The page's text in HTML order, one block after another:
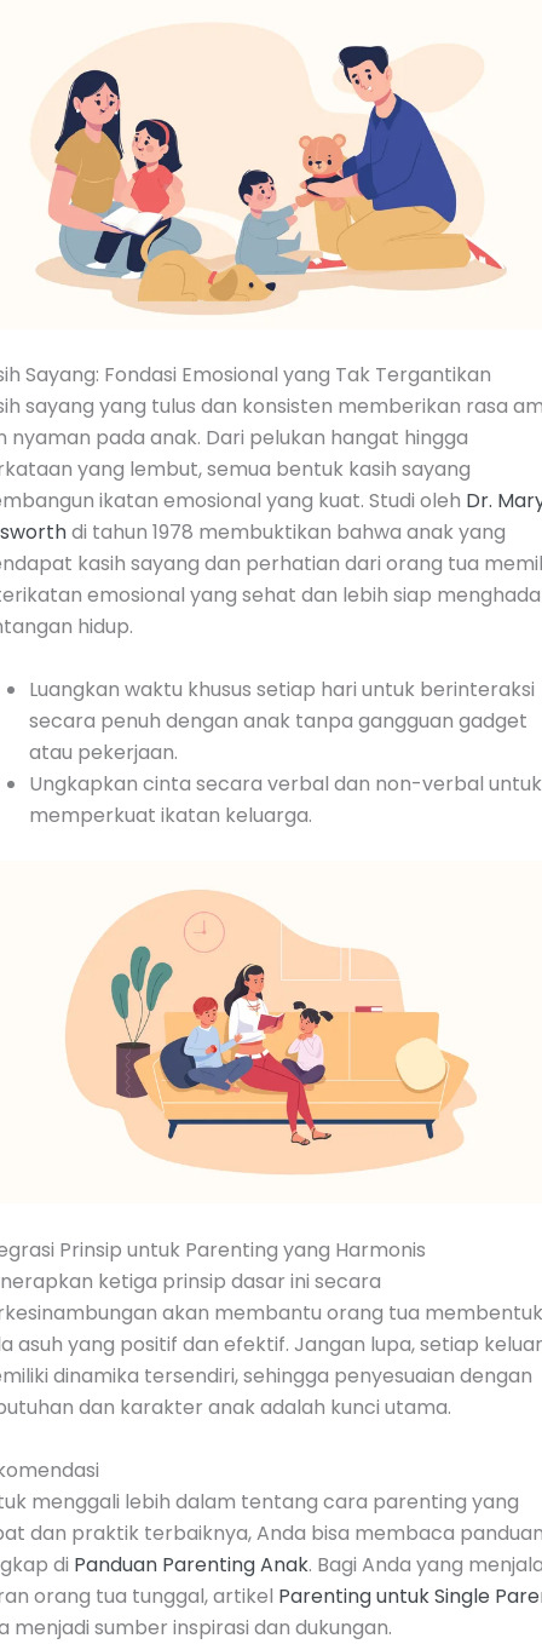
Sayang: Fondasi Emosional yang Tak Tergantikan
sayang yang tulus dan konsisten memberikan rasa
nyaman pada anak. Dari pelukan hangat hingga
yang lembut, semua bentuk kasih sayang
ikatan emosional yang kuat. Studi oleh Dr.
di tahun 1978 membuktikan bahwa anak yang
kasih sayang dan perhatian dari orang tua
emosional yang sehat dan lebih siap
hidup.
Luangkan waktu khusus setiap hari untuk berinteraksi
secara penuh dengan anak tanpa gangguan gadget
atau pekerjaan.
Ungkapkan cinta secara verbal dan non-verbal untuk
memperkuat ikatan keluarga.
Prinsip untuk Parenting yang Harmonis
ketiga prinsip dasar ini secara
akan membantu orang tua membentuk
asuh yang positif dan efektif. Jangan lupa, setiap
dinamika tersendiri, sehingga penyesuaian dengan
dan karakter anak adalah kunci utama.
menggali lebih dalam tentang cara parenting yang
dan praktik terbaiknya, Anda bisa membaca
di Panduan Parenting Anak. Bagi Anda yang
orang tua tunggal, artikel Parenting untuk Single
menjadi sumber inspirasi dan dukungan.